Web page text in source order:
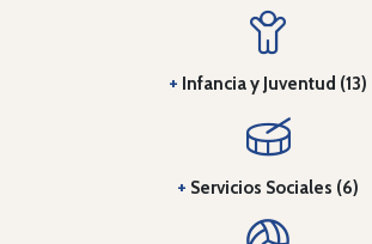
+ Infancia y Juventud (13)
+ Servicios Sociales (6)